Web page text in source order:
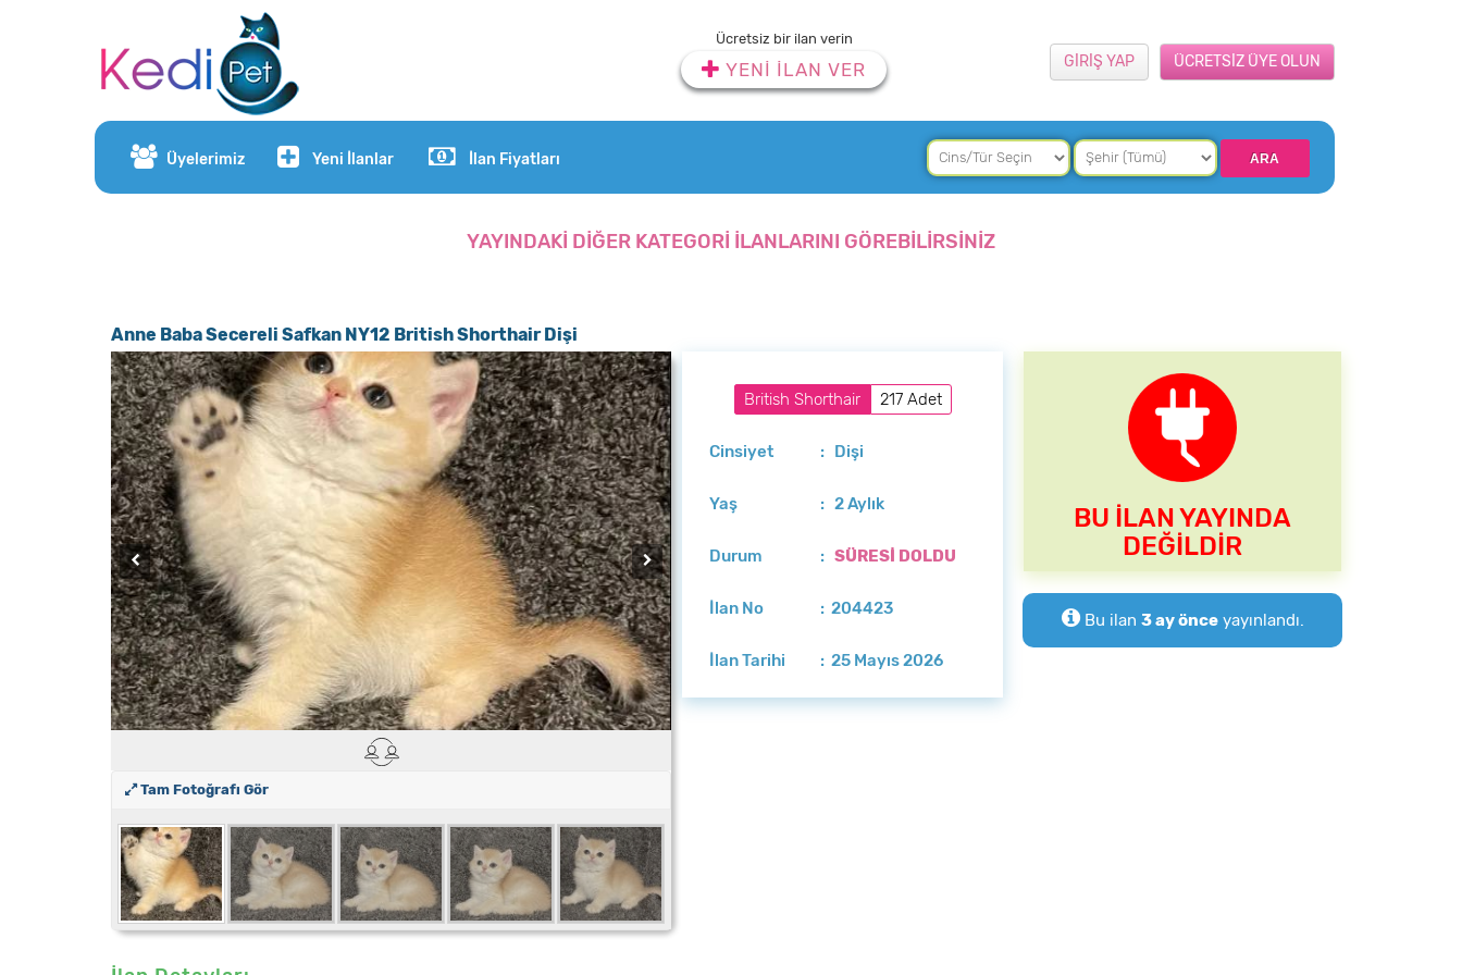
Ücretsiz bir ilan verin
YENİ İLAN VER ÜCRETSİZ ÜYE OLUN
GİRİŞ YAP
Üyelerimiz Yeni İlanlar İlan Fiyatları
YAYINDAKİ DİĞER KATEGORİ İLANLARINI GÖREBİLİRSİNİZ
Anne Baba Secereli Safkan NY12 British Shorthair Dişi
Tam Fotoğrafı Gör
British Shorthair 217 Adet
Cinsiyet : Dişi
Yaş : 2 Aylık
Durum :SÜRESİ DOLDU
İlan No : 204423
İlan Tarihi : 25 Mayıs 2026
BU İLAN YAYINDA
DEĞİLDİR
Bu ilan 3 ay önceyayınlandı.